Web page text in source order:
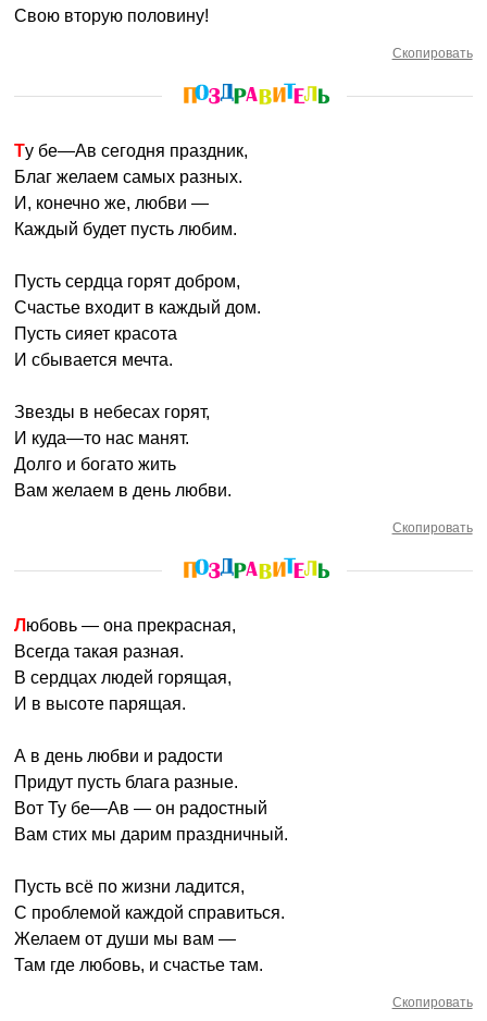
Свою вторую половину!
Скопировать
Ту бе—Ав сегодня праздник,
Благ желаем самых разных.
И, конечно же, любви —
Каждый будет пусть любим.
Пусть сердца горят добром,
Счастье входит в каждый дом.
Пусть сияет красота
И сбывается мечта.
Звезды в небесах горят,
И куда—то нас манят.
Долго и богато жить
Вам желаем в день любви.
Скопировать
Любовь — она прекрасная,
Всегда такая разная.
В сердцах людей горящая,
И в высоте парящая.
А в день любви и радости
Придут пусть блага разные.
Вот Ту бе—Ав — он радостный
Вам стих мы дарим праздничный.
Пусть всё по жизни ладится,
С проблемой каждой справиться.
Желаем от души мы вам —
Там где любовь, и счастье там.
Скопировать